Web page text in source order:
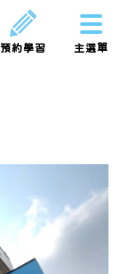
主選單
預約學習